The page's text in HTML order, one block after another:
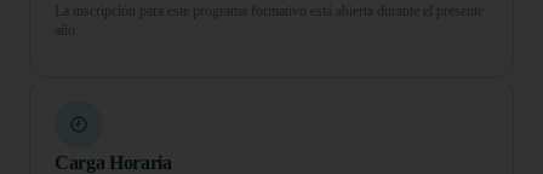
La inscripción para este programa formativo está abierta durante el presente
año.
Carga Horaria